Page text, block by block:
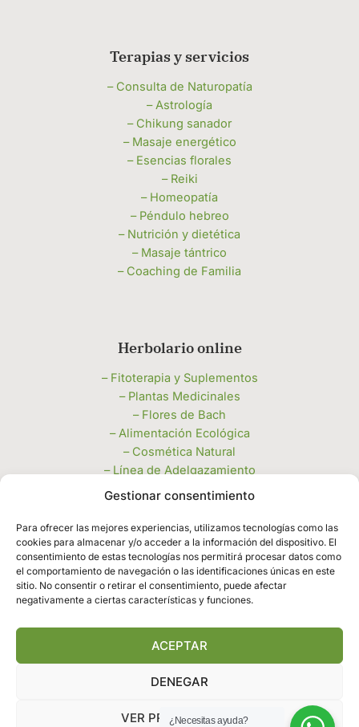
Gestionar consentimiento
Para ofrecer las mejores experiencias, utilizamos tecnologías como las
cookies para almacenar y/o acceder a la información del dispositivo. El
consentimiento de estas tecnologías nos permitirá procesar datos como
el comportamiento de navegación o las identificaciones únicas en este
sitio. No consentir o retirar el consentimiento, puede afectar
negativamente a ciertas características y funciones.
ACEPTAR
DENEGAR
VER PREFERENCIAS
Terapias y servicios
– Consulta de Naturopatía
– Astrología
– Chikung sanador
– Masaje energético
– Esencias florales
– Reiki
– Homeopatía
– Péndulo hebreo
– Nutrición y dietética
– Masaje tántrico
– Coaching de Familia
Herbolario online
– Fitoterapia y Suplementos
– Plantas Medicinales
– Flores de Bach
– Alimentación Ecológica
– Cosmética Natural
– Línea de Adelgazamiento
– Miel, Polen y Jaleas
– Piedras Naturales y Complementos
– Productos de limpieza a granel
Legales
– Política de privacidad
– Términos y condiciones
¿Necesitas ayuda?